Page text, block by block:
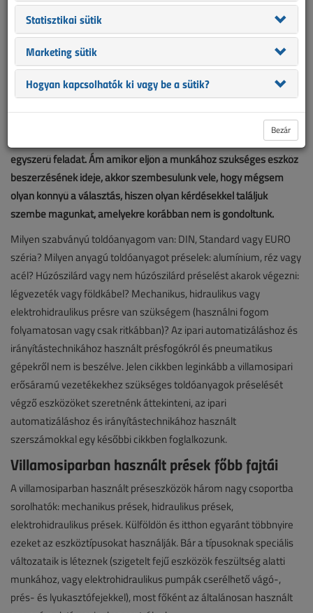
Gondolhatnánk, hogy egy megfelelő szerszám kiválasztása
egyszerű feladat. Ám amikor eljön a munkához szükséges eszköz
beszerzésének ideje, akkor szembesülünk vele, hogy mégsem
olyan könnyű a választás, hiszen olyan kérdésekkel találjuk
szembe magunkat, amelyekre korábban nem is gondoltunk.
Milyen szabványú toldóanyagom van: DIN, Standard vagy EURO
széria? Milyen anyagú toldóanyagot préselek: alumínium, réz vagy
acél? Húzószilárd vagy nem húzószilárd préselést akarok végezni:
légvezeték vagy földkábel? Mechanikus, hidraulikus vagy
elektrohidraulikus présre van szükségem (használni fogom
folyamatosan vagy csak ritkábban)? Az ipari automatizáláshoz és
irányítástechnikához használt présfogókról és pneumatikus
gépekről nem is beszélve. Jelen cikkben leginkább a villamosipari
erősáramú vezetékekhez szükséges toldóanyagok préselését
végző eszközöket szeretnénk áttekinteni, az ipari
automatizáláshoz és irányítástechnikához használt
szerszámokkal egy későbbi cikkben foglalkozunk.
Villamosiparban használt prések főbb fajtái
A villamosiparban használt préseszközök három nagy csoportba
sorolhatók: mechanikus prések, hidraulikus prések,
elektrohidraulikus prések. Külföldön és itthon egyaránt többnyire
ezeket az eszköztípusokat használják. Bár a típusoknak speciális
változataik is léteznek (szigetelt fejű eszközök feszültség alatti
munkához, vagy elektrohidraulikus pumpák cserélhető vágó-,
prés- és lyukasztófejekkel), most főként az általánosan használt
Statisztikai sütik
Marketing sütik
Hogyan kapcsolhatók ki vagy be a sütik?
Bezár